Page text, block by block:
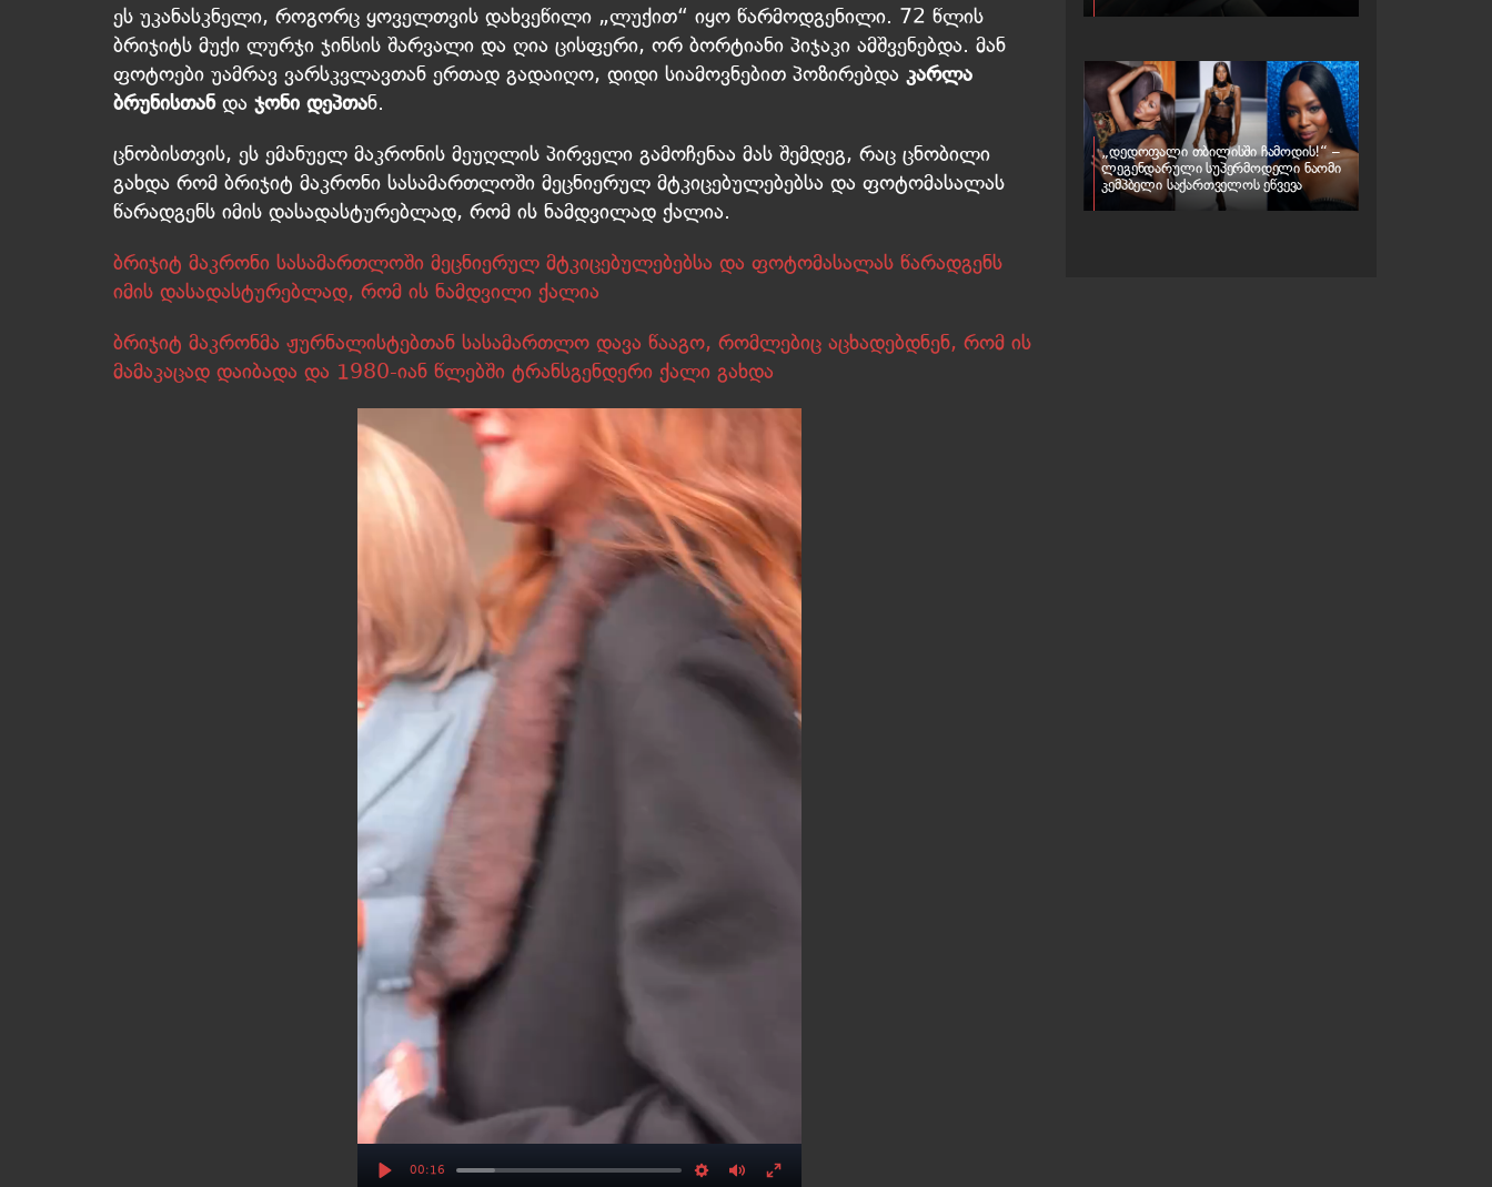
ეს უკანასკნელი, როგორც ყოველთვის დახვეწილი „ლუქით“ იყო წარმოდგენილი. 72 წლის
ბრიჯიტს მუქი ლურჯი ჯინსის შარვალი და ღია ცისფერი, ორ ბორტიანი პიჯაკი ამშვენებდა. მან
ფოტოები უამრავ ვარსკვლავთან ერთად გადაიღო, დიდი სიამოვნებით პოზირებდა კარლა
ბრუნისთანდა ჯონი დეპთან.
ცნობისთვის, ეს ემანუელ მაკრონის მეუღლის პირველი გამოჩენაა მას შემდეგ, რაც ცნობილი
გახდა რომ ბრიჯიტ მაკრონი სასამართლოში მეცნიერულ მტკიცებულებებსა და ფოტომასალას
წარადგენს იმის დასადასტურებლად, რომ ის ნამდვილად ქალია.
ბრიჯიტ მაკრონი სასამართლოში მეცნიერულ მტკიცებულებებსა და ფოტომასალას წარადგენს
იმის დასადასტურებლად, რომ ის ნამდვილი ქალია
ბრიჯიტ მაკრონმა ჟურნალისტებთან სასამართლო დავა წააგო, რომლებიც აცხადებდნენ, რომ ის
მამაკაცად დაიბადა და 1980-იან წლებში ტრანსგენდერი ქალი გახდა
00:16
„დედოფალი თბილისში ჩამოდის!“ –
ლეგენდარული სუპერმოდელი ნაომი
კემპბელი საქართველოს ეწვევა